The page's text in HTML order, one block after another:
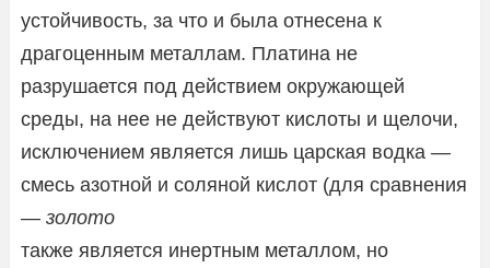
устойчивость, за что и была отнесена к
драгоценным металлам. Платина не
разрушается под действием окружающей
среды, на нее не действуют кислоты и щелочи,
исключением является лишь царская водка —
смесь азотной и соляной кислот (для сравнения
— золото
также является инертным металлом, но